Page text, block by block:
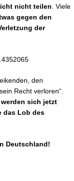
nicht teilen . Viele
gegen den
der
den
Recht verloren“.
sich jetzt
das Lob des
Deutschland!